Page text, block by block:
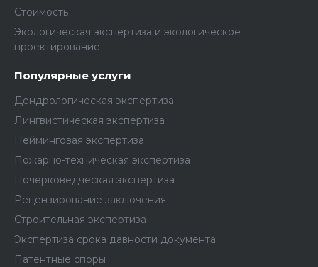
Стоимость
Экологическая экспертиза и экологическое
проектирование
Популярные услуги
Дендрологическая экспертиза
Лингвистическая экспертиза
Нейминговая экспертиза
Пожарно-техническая экспертиза
Почерковедческая экспертиза
Рецензирование заключения
Строительная экспертиза
Экспертиза срока давности документа
Патентные споры